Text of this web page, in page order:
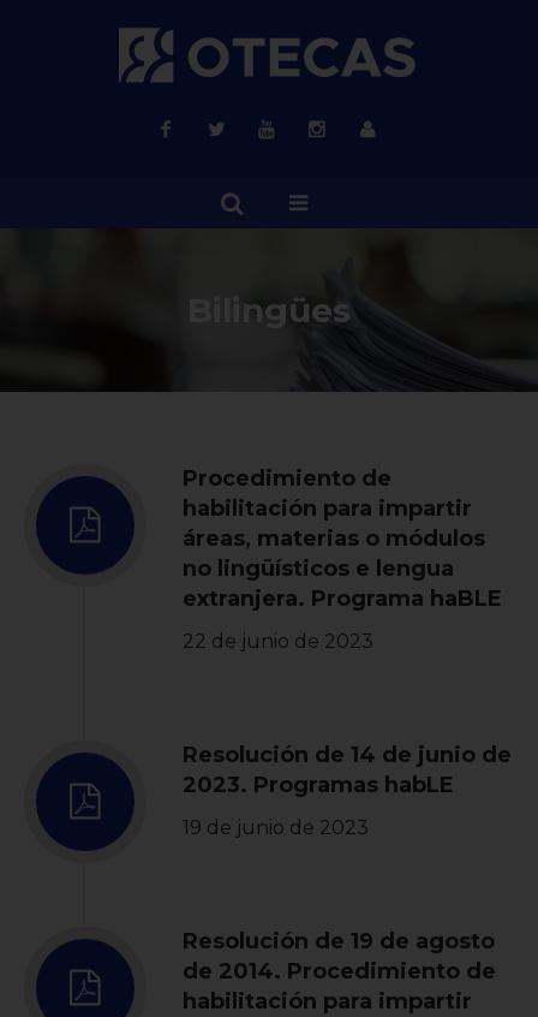
Bilingües
Procedimiento de
habilitación para impartir
áreas, materias o módulos
no lingüísticos e lengua
extranjera. Programa haBLE
22 de junio de 2023
Resolución de 14 de junio de
2023. Programas habLE
19 de junio de 2023
Resolución de 19 de agosto
de 2014. Procedimiento de
habilitación para impartir